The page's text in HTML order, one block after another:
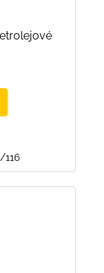
116